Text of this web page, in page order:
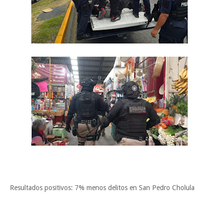
Resultados positivos: 7% menos delitos en San Pedro Cholula